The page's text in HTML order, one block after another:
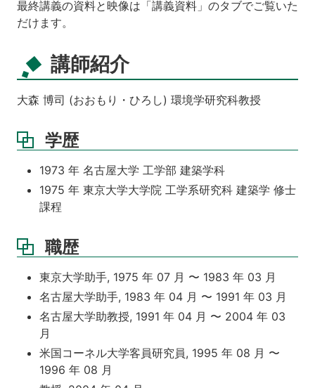
最終講義の資料と映像は「講義資料」のタブでご覧いた
だけます。
講師紹介
大森 博司 (おおもり・ひろし) 環境学研究科教授
学歴
1973 年 名古屋大学 工学部 建築学科
1975 年 東京大学大学院 工学系研究科 建築学 修士
課程
職歴
東京大学助手, 1975 年 07 月 〜 1983 年 03 月
名古屋大学助手, 1983 年 04 月 〜 1991 年 03 月
名古屋大学助教授, 1991 年 04 月 〜 2004 年 03
月
米国コーネル大学客員研究員, 1995 年 08 月 〜
1996 年 08 月